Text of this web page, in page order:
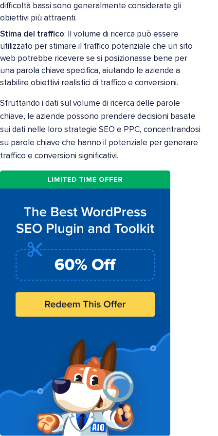
difficoltà bassi sono generalmente considerate gli
obiettivi più attraenti.
Stima del traffico: Il volume di ricerca può essere
utilizzato per stimare il traffico potenziale che un sito
web potrebbe ricevere se si posizionasse bene per
una parola chiave specifica, aiutando le aziende a
stabilire obiettivi realistici di traffico e conversioni.
Sfruttando i dati sul volume di ricerca delle parole
chiave, le aziende possono prendere decisioni basate
sui dati nelle loro strategie SEO e PPC, concentrandosi
su parole chiave che hanno il potenziale per generare
traffico e conversioni significativi.